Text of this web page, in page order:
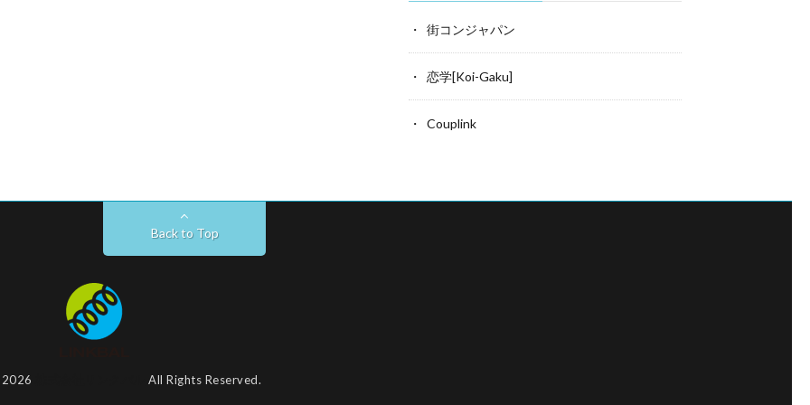
街コンジャパン
恋学[Koi-Gaku]
Couplink
Back to Top
All Rights Reserved.